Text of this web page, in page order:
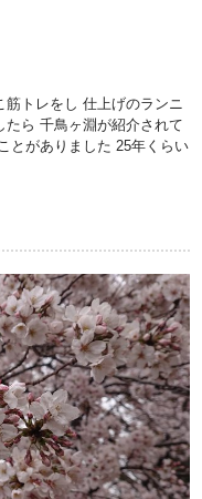
トレをし 仕上げのランニ
たら 千鳥ヶ淵が紹介されて
とがありました 25年くらい